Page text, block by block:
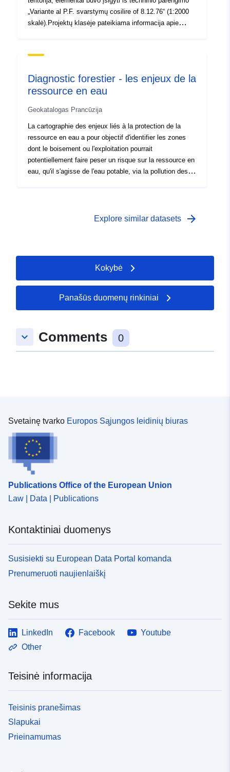
„Variante al P.F. svarstymų cosilire of 8.12.76“ (1:2000
skalė).Projektų klasėje pateikiama informacija apie
Diagnostic forestier - les enjeux de la
ressource en eau
Geokatalogas Prancūzija
La cartographie des enjeux liés à la protection de la
ressource en eau a pour objectif d'identifier les zones
dont le boisement ou l'exploitation pourrait
potentiellement faire peser un risque sur la ressource en
eau, qu'il s'agisse de l'eau potable, via la pollution des
matières naturelles de nature à augmenter sa turbidité/
Explore similar datasets arrow_forward
Kokybė
Panašūs duomenų rinkiniai
keyboard_arrow_down Comments 0
Svetainę tvarko Europos Sąjungos leidinių biuras
Publications Office of the European Union
Law | Data | Publications
Kontaktiniai duomenys
Susisiekti su European Data Portal komanda
Prenumeruoti naujienlaiškį
Sekite mus
LinkedIn Facebook
Youtube
Other
Teisinė informacija
Teisinis pranešimas
Slapukai
Prieinamumas